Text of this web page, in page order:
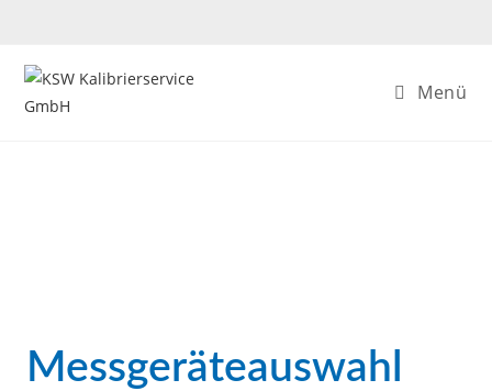
Menü
Messgeräteauswahl